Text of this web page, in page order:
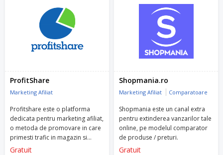
ProfitShare
Marketing Afiliat
Profitshare este o platforma
dedicata pentru marketing afiliat,
o metoda de promovare in care
primesti trafic in magazin si
platesti un comision doar atunci
Gratuit
Shopmania.ro
Marketing Afiliat Comparatoare
Shopmania este un canal extra
pentru extinderea vanzarilor tale
online, pe modelul comparator
de produse / preturi.
Gratuit